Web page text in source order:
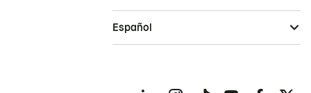
Español